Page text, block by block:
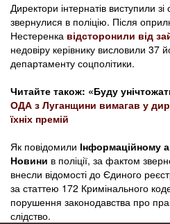
Директори інтернатів виступили
звернулися в поліцію. Після
Нестеренка відсторонили від
недовіру керівнику висловили 37
департаменту соцполітики.
Читайте також: «Буду
ОДА з Луганщини вимагав у
їхніх премій
Як повідомили Інформаційному
Новини в поліції, за фактом
внесли відомості до Єдиного
за статтею 172 Кримінального
порушення законодавства про
слідство.